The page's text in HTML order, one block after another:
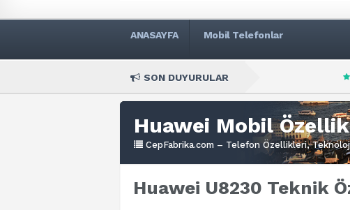
ANASAYFA Mobil Telefonlar
SON DUYURULAR Xiaomi Redmi
Huawei Mobil
CepFabrika.com – Telefon Özellikleri,
Huawei U8230 Teknik